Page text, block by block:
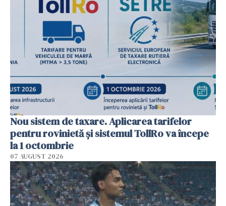
Nou sistem de taxare. Aplicarea tarifelor
pentru rovinietă şi sistemul TollRo va începe
la 1 octombrie
07 AUGUST 2026